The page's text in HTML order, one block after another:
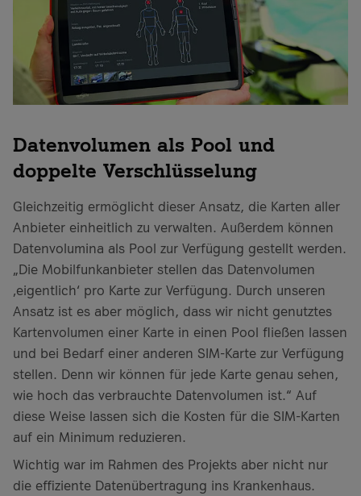
Datenvolumen als Pool und
doppelte Verschlüsselung
Gleichzeitig ermöglicht dieser Ansatz, die Karten aller
Anbieter einheitlich zu verwalten. Außerdem können
Datenvolumina als Pool zur Verfügung gestellt werden.
„Die Mobilfunkanbieter stellen das Datenvolumen
‚eigentlich‘ pro Karte zur Verfügung. Durch unseren
Ansatz ist es aber möglich, dass wir nicht genutztes
Kartenvolumen einer Karte in einen Pool fließen lassen
und bei Bedarf einer anderen SIM-Karte zur Verfügung
stellen. Denn wir können für jede Karte genau sehen,
wie hoch das verbrauchte Datenvolumen ist.“ Auf
diese Weise lassen sich die Kosten für die SIM-Karten
auf ein Minimum reduzieren.
Wichtig war im Rahmen des Projekts aber nicht nur
die effiziente Datenübertragung ins Krankenhaus.